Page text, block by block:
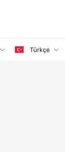
Türkçe